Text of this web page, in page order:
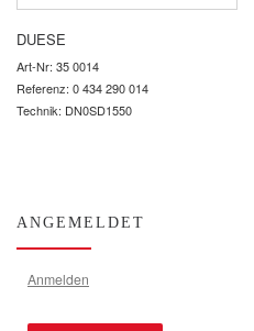
DUESE
Art-Nr: 35 0014
Referenz: 0 434 290 014
Technik: DN0SD1550
ANGEMELDET
Anmelden